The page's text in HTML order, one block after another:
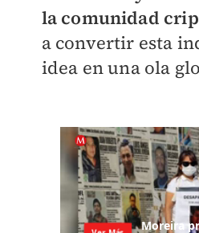
la comunidad
a convertir esta
idea en una ola